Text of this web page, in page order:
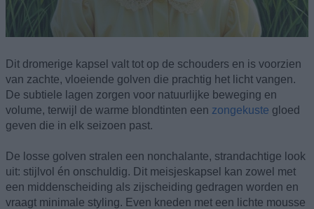
Dit dromerige kapsel valt tot op de schouders en is voorzien
van zachte, vloeiende golven die prachtig het licht vangen.
De subtiele lagen zorgen voor natuurlijke beweging en
volume, terwijl de warme blondtinten een zongekuste gloed
geven die in elk seizoen past.
De losse golven stralen een nonchalante, strandachtige look
uit: stijlvol én onschuldig. Dit meisjeskapsel kan zowel met
een middenscheiding als zijscheiding gedragen worden en
vraagt minimale styling. Even kneden met een lichte mousse